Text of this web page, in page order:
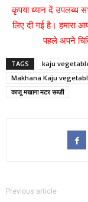
कृपया ध्यान दें उपलब्ध
लिए दी गई है। हमारा
पहले अपने
TAGS kaju
Makhana Kaju
काजू मखाना मटर सब्ज़ी
Previous article